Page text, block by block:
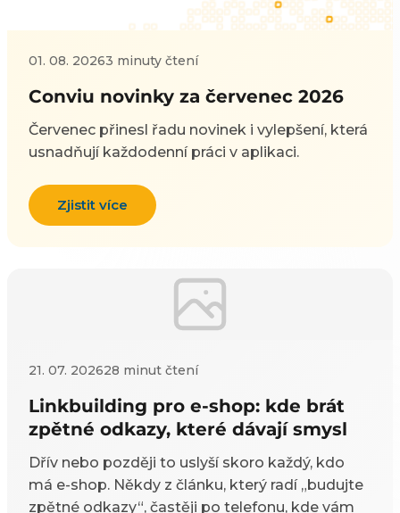
01. 08. 20263 minuty čtení
Conviu novinky za červenec 2026
Červenec přinesl řadu novinek i vylepšení, která
usnadňují každodenní práci v aplikaci.
Zjistit více
21. 07. 202628 minut čtení
Linkbuilding pro e-shop: kde brát
zpětné odkazy, které dávají smysl
Dřív nebo později to uslyší skoro každý, kdo
má e-shop. Někdy z článku, který radí „budujte
zpětné odkazy“, častěji po telefonu, kde vám